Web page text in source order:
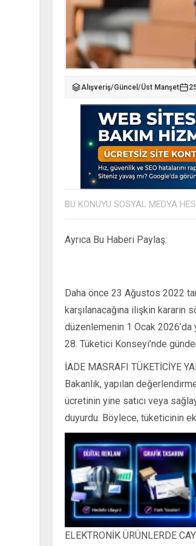
Alışveriş/Güncel /Üst Manşet
BU KONUYU SOSYAL MEDYA
Ayrıca Bu Haberi Paylaş:
Daha önce 23 Ağustos 2022
karşılanacağına ilişkin
düzenlemenin 1 Ocak 2026’da
28. Tüketici Konseyi’nde
İADE MASRAFI TÜKETİCİYE
Bakanlık, yapılan
ücretinin yine satıcı veya
duyurdu. Böylece, tüketicinin
ELEKTRONİK ÜRÜNLERDE